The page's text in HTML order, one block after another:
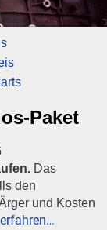
Paket
Das
den
und Kosten